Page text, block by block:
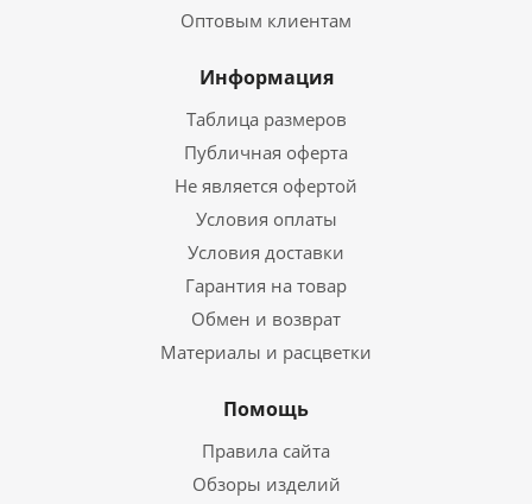
Оптовым клиентам
Информация
Таблица размеров
Публичная оферта
Не является офертой
Условия оплаты
Условия доставки
Гарантия на товар
Обмен и возврат
Материалы и расцветки
Помощь
Правила сайта
Обзоры изделий